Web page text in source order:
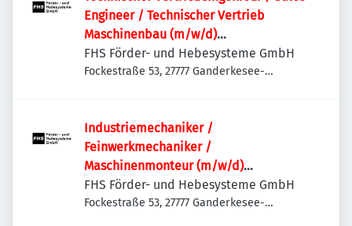
Engineer / Technischer Vertrieb
Maschinenbau (m/w/d)
Sondermaschinenbau | Anlagenbau |
Projektvertrieb | International
FHS Förder- und Hebesysteme GmbH
Fockestraße 53, 27777 Ganderkesee-
Industriemechaniker /
Feinwerkmechaniker /
Maschinenmonteur (m/w/d)
Maschinenbau | Anlagenbau |
Sondermaschinenbau | Service &
FHS Förder- und Hebesysteme GmbH
Fockestraße 53, 27777 Ganderkesee-